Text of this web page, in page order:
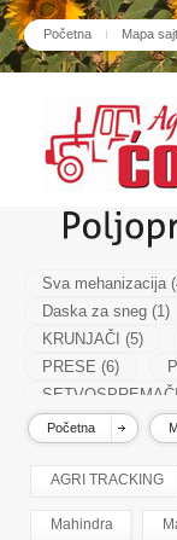
Početna Mapa
Sva mehanizacija
Daska za sneg (1)
KRUNJAČI (5)
PRESE (6)
VALJCI (8)
Početna
AGRI TRACKING
Mahindra